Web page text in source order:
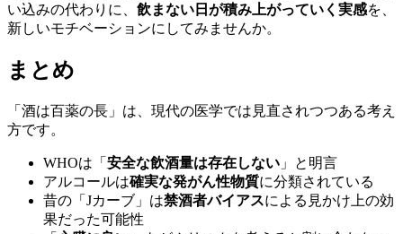
い込みの代わりに、 飲まない日が積み上がっていく実感を、
新しいモチベーションにしてみませんか。
まとめ
「酒は百薬の長」は、現代の医学では見直されつつある考え
方です。
WHOは「 安全な飲酒量は存在しない 」と明言
アルコールは確実な発がん性物質に分類されている
昔の「Jカーブ」は禁酒者バイアスによる見かけ上の効
果だった可能性